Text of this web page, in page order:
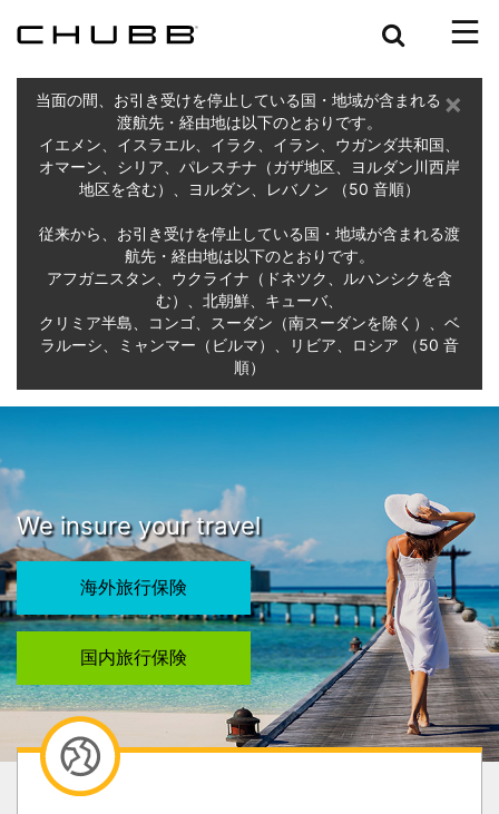
Search
×
当面の間、お引き受けを停止している国・地域が含まれる
渡航先・経由地は以下のとおりです。
イエメン、イスラエル、イラク、イラン、ウガンダ共和国、
オマーン、シリア、パレスチナ（ガザ地区、ヨルダン川西岸
地区を含む）、ヨルダン、レバノン （50 音順）
従来から、お引き受けを停止している国・地域が含まれる渡
航先・経由地は以下のとおりです。
アフガニスタン、ウクライナ（ドネツク、ルハンシクを含
む）、北朝鮮、キューバ、
クリミア半島、コンゴ、スーダン（南スーダンを除く）、ベ
ラルーシ、ミャンマー（ビルマ）、リビア、ロシア （50 音
順）
We insure your travel
海外旅行保険
国内旅行保険